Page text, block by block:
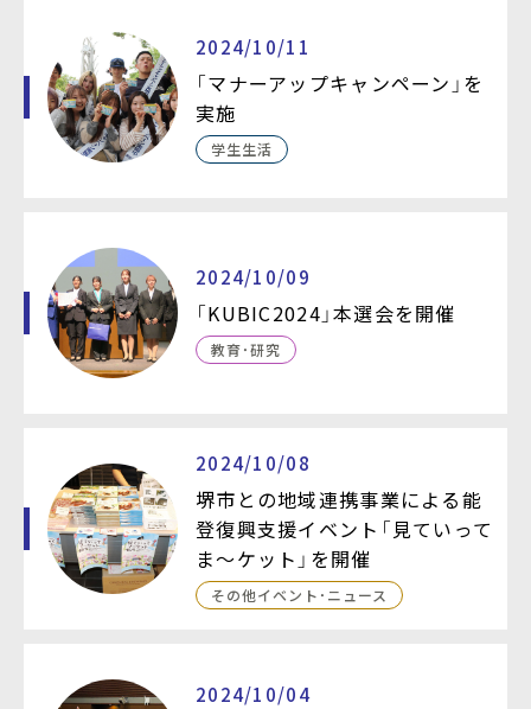
2024/10/11
「マナーアップキャンペーン」を
実施
学生生活
2024/10/09
「KUBIC2024」本選会を開催
教育・研究
2024/10/08
堺市との地域連携事業による能
登復興支援イベント「見ていって
ま～ケット」を開催
その他イベント・ニュース
2024/10/04